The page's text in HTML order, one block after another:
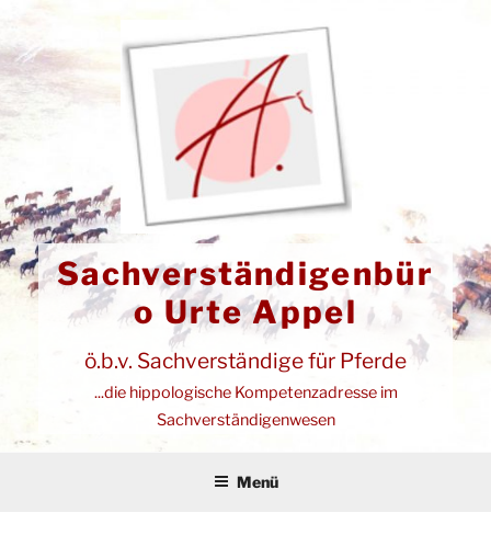
Inhalt
springen
Sachverständigenbür
o Urte Appel
ö.b.v. Sachverständige für Pferde
...die hippologische Kompetenzadresse im
Sachverständigenwesen
Menü